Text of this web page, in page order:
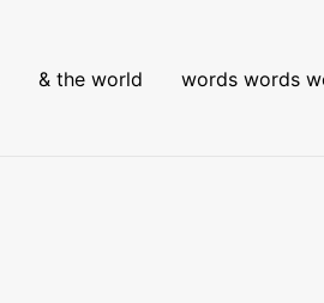
& the world words words